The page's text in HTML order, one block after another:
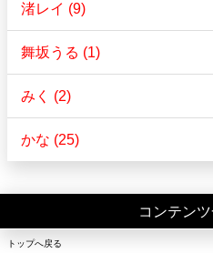
渚レイ (9)
舞坂うる (1)
みく (2)
かな (25)
コンテン
トップへ戻る